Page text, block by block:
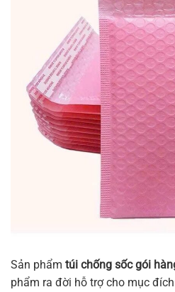
Sản phẩm túi chống sốc gói
phẩm ra đời hỗ trợ cho mục